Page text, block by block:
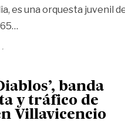
es una orquesta juvenil
…
banda
y tráfico de
Villavicencio